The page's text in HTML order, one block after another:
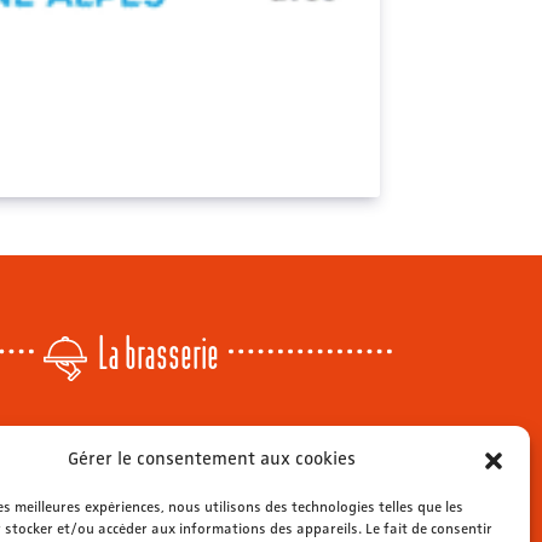
Gérer le consentement aux cookies
meilleures expériences, nous utilisons des technologies telles que les
stocker et/ou accéder aux informations des appareils. Le fait de consentir
La brasserie
Mardi & mercredi: 11h - 00h30
Jeudi: 11h - 1h
Vendredi & samedi: 11h - 1h30